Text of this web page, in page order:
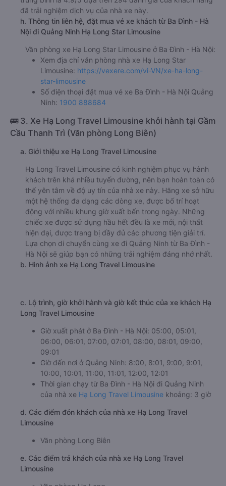
đã trải nghiệm dịch vụ của nhà xe này.
h. Thông tin liên hệ, đặt mua vé xe khách từ Ba Đình - Hà
Nội đi Quảng Ninh Hạ Long Star Limousine
Văn phòng xe Hạ Long Star Limousine ở Ba Đình - Hà Nội:
Xem địa chỉ văn phòng nhà xe Hạ Long Star
Limousine: https://vexere.com/vi-VN/xe-ha-long-
star-limousine
Số điện thoại đặt mua vé xe Ba Đình - Hà Nội Quảng
Ninh: 1900 888684
🚌 3. Xe Hạ Long Travel Limousine khởi hành tại Gầm
Cầu Thanh Trì (Văn phòng Long Biên)
a. Giới thiệu xe Hạ Long Travel Limousine
Hạ Long Travel Limousine có kinh nghiệm phục vụ hành
khách trên khá nhiều tuyến đường, nên bạn hoàn toàn có
thể yên tâm về độ uy tín của nhà xe này. Hãng xe sở hữu
một hệ thống đa dạng các dòng xe, được bố trí hoạt
động với nhiều khung giờ xuất bến trong ngày. Những
chiếc xe được sử dụng hầu hết đều là xe mới, nội thất
hiện đại, được trang bị đầy đủ các phương tiện giải trí.
Lựa chọn di chuyển cùng xe đi Quảng Ninh từ Ba Đình -
Hà Nội sẽ giúp bạn có những trải nghiệm đáng nhớ nhất.
b. Hình ảnh xe Hạ Long Travel Limousine
c. Lộ trình, giờ khởi hành và giờ kết thúc của xe khách Hạ
Long Travel Limousine
Giờ xuất phát ở Ba Đình - Hà Nội: 05:00, 05:01,
06:00, 06:01, 07:00, 07:01, 08:00, 08:01, 09:00,
09:01
Giờ đến nơi ở Quảng Ninh: 8:00, 8:01, 9:00, 9:01,
10:00, 10:01, 11:00, 11:01, 12:00, 12:01
Thời gian chạy từ Ba Đình - Hà Nội đi Quảng Ninh
của nhà xe Hạ Long Travel Limousine khoảng: 3 giờ
d. Các điểm đón khách của nhà xe Hạ Long Travel
Limousine
Văn phòng Long Biên
e. Các điểm trả khách của nhà xe Hạ Long Travel
Limousine